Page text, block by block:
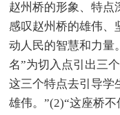
赵州桥的形象、特点
感叹赵州桥的雄伟、
动人民的智慧和力量
名”为切入点引出三
这三个特点去引导学
雄伟。”(2)“这座桥